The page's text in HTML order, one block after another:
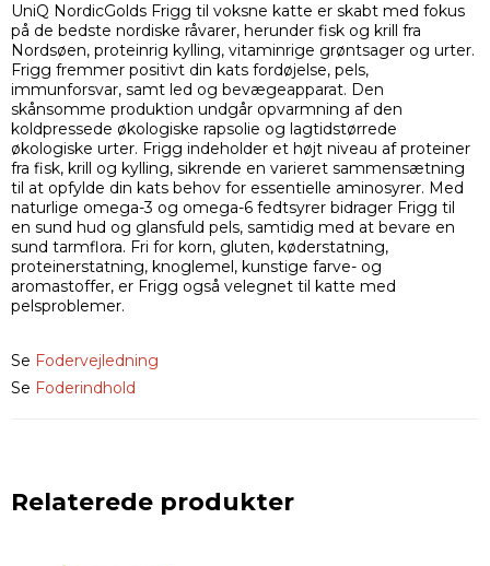
UniQ NordicGolds Frigg til voksne katte er skabt med fokus
på de bedste nordiske råvarer, herunder fisk og krill fra
Nordsøen, proteinrig kylling, vitaminrige grøntsager og urter.
Frigg fremmer positivt din kats fordøjelse, pels,
immunforsvar, samt led og bevægeapparat. Den
skånsomme produktion undgår opvarmning af den
koldpressede økologiske rapsolie og lagtidstørrede
økologiske urter. Frigg indeholder et højt niveau af proteiner
fra fisk, krill og kylling, sikrende en varieret sammensætning
til at opfylde din kats behov for essentielle aminosyrer. Med
naturlige omega-3 og omega-6 fedtsyrer bidrager Frigg til
en sund hud og glansfuld pels, samtidig med at bevare en
sund tarmflora. Fri for korn, gluten, køderstatning,
proteinerstatning, knoglemel, kunstige farve- og
aromastoffer, er Frigg også velegnet til katte med
pelsproblemer.
Se Fodervejledning
Se Foderindhold
Relaterede produkter